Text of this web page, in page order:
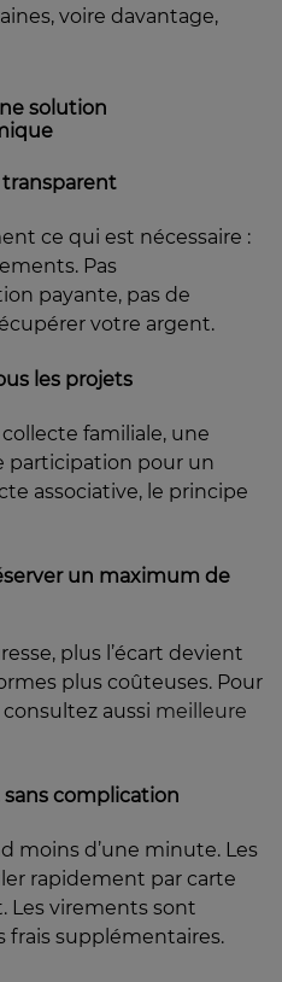
voire davantage,
solution
ce qui est nécessaire :
Pas
payante, pas de
votre argent.
les projets
familiale, une
participation pour un
associative, le principe
un maximum de
plus l’écart devient
plus coûteuses. Pour
aussi meilleure
complication
moins d’une minute. Les
rapidement par carte
Les virements sont
frais supplémentaires.